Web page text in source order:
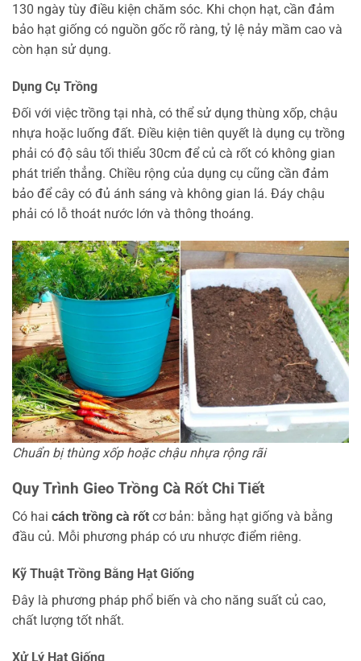
130 ngày tùy điều kiện chăm sóc. Khi chọn hạt, cần đảm
bảo hạt giống có nguồn gốc rõ ràng, tỷ lệ nảy mầm cao và
còn hạn sử dụng.
Dụng Cụ Trồng
Đối với việc trồng tại nhà, có thể sử dụng thùng xốp, chậu
nhựa hoặc luống đất. Điều kiện tiên quyết là dụng cụ trồng
phải có độ sâu tối thiểu 30cm để củ cà rốt có không gian
phát triển thẳng. Chiều rộng của dụng cụ cũng cần đảm
bảo để cây có đủ ánh sáng và không gian lá. Đáy chậu
phải có lỗ thoát nước lớn và thông thoáng.
Chuẩn bị thùng xốp hoặc chậu nhựa rộng rãi
Quy Trình Gieo Trồng Cà Rốt Chi Tiết
Có hai cách trồng cà rốt cơ bản: bằng hạt giống và bằng
đầu củ. Mỗi phương pháp có ưu nhược điểm riêng.
Kỹ Thuật Trồng Bằng Hạt Giống
Đây là phương pháp phổ biến và cho năng suất củ cao,
chất lượng tốt nhất.
Xử Lý Hạt Giống